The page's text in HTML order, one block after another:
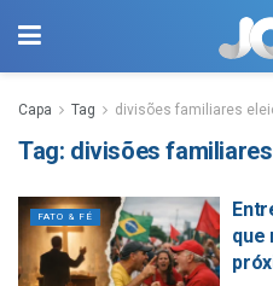
Capa Tag divisões familiares
Tag: divisões
FATO & FÉ
que